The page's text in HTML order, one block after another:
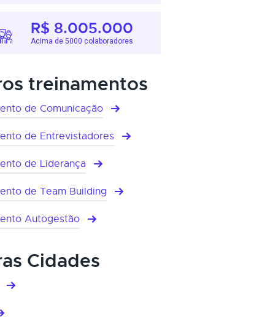
R$ 8.005.000
Acima de 5000 colaboradores
treinamentos
de Comunicação
de Entrevistadores
de Liderança
de Team Building
Autogestão
Cidades